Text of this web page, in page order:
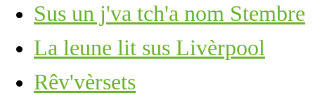
Sus un j'va tch'a nom Stembre
La leune lit sus Livèrpool
Rêv'vèrsets